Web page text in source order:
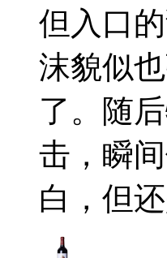
但入口
沫貌似
了。随
击，瞬
白，但